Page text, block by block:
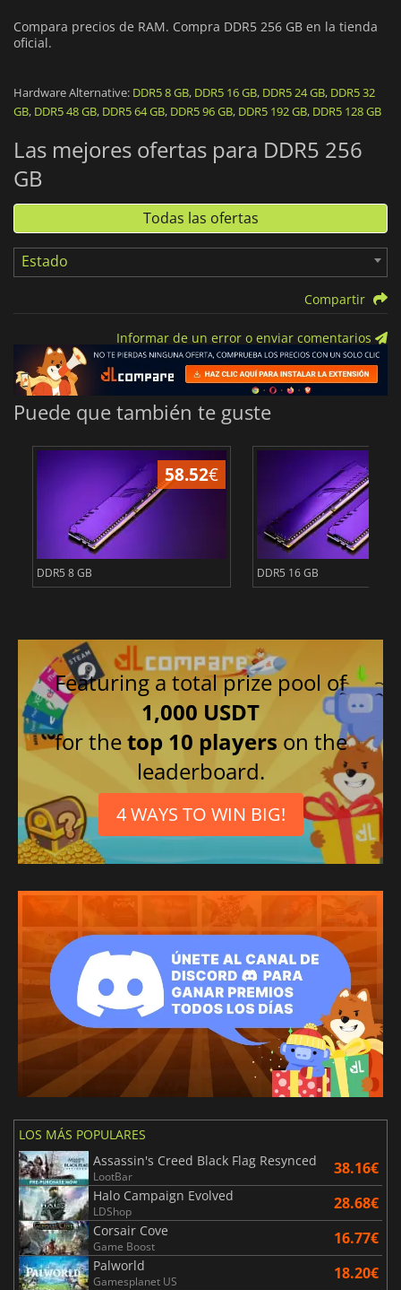
Compara precios de RAM. Compra DDR5 256 GB en la tienda
oficial.
Hardware Alternative: DDR5 8 GB, DDR5 16 GB, DDR5 24 GB, DDR5 32
GB, DDR5 48 GB, DDR5 64 GB, DDR5 96 GB, DDR5 192 GB, DDR5 128 GB
Las mejores ofertas para DDR5 256
GB
Todas las ofertas
Estado
Compartir
Informar de un error o enviar comentarios
Puede que también te guste
58.52€
DDR5 8 GB DDR5 16 GB
Featuring a total prize pool of
1,000 USDT
for thetop 10 players on the
leaderboard.
4 WAYS TO WIN BIG!
LOS MÁS POPULARES
Assassin's Creed Black Flag Resynced
LootBar 38.16€
Halo Campaign Evolved
LDShop 28.68€
Corsair Cove
Game Boost 16.77€
Palworld
Gamesplanet US 18.20€